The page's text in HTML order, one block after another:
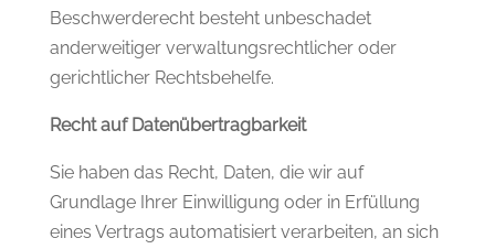
Beschwerderecht besteht unbeschadet
anderweitiger verwaltungsrechtlicher oder
gerichtlicher Rechtsbehelfe.
Recht auf Datenübertragbarkeit
Sie haben das Recht, Daten, die wir auf
Grundlage Ihrer Einwilligung oder in Erfüllung
eines Vertrags automatisiert verarbeiten, an sich